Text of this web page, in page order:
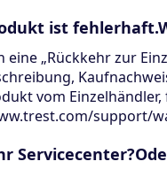
ist
eine „Rückkehr zur
vom
support/